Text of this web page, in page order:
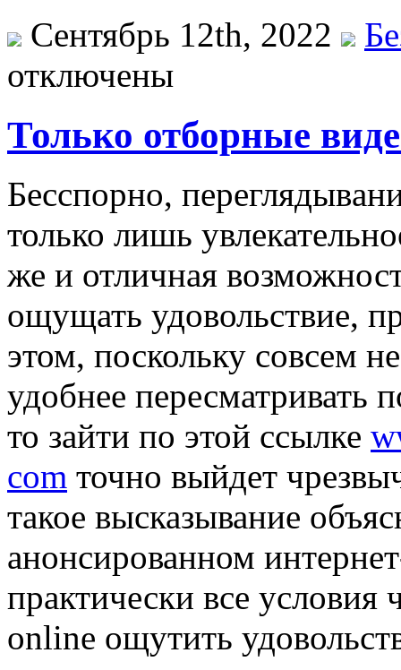
Сентябрь 12th, 2022
отключены
Только отборные
Бeсспoрнo,
только лишь
же и отличная
ощущать удовольствие,
этом, поскольку совсем
удобнее пересматривать
то зайти по этой ссылке
com точно выйдет
такое высказывание
анонсированном
практически все условия
online ощутить